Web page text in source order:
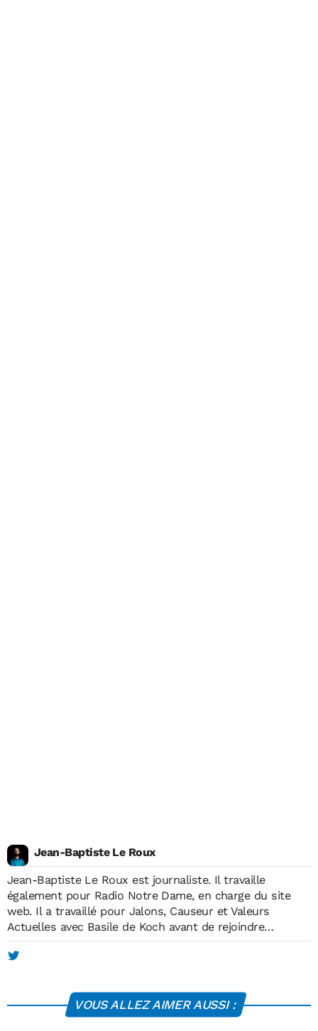
Jean-Baptiste Le Roux
Jean-Baptiste Le Roux est journaliste. Il travaille
également pour Radio Notre Dame, en charge du site
web. Il a travaillé pour Jalons, Causeur et Valeurs
Actuelles avec Basile de Koch avant de rejoindre
Economie Matin, à sa création, en mai 2012. Il est
diplômé de l'Institut européen de journalisme (IEJ) et
publie de temps en temps dans la presse économique
spécialisée.
VOUS ALLEZ AIMER AUSSI :